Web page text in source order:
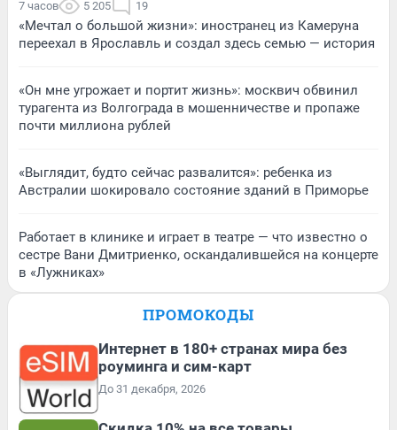
7 часов 5 205 19
«Мечтал о большой жизни»: иностранец из Камеруна
переехал в Ярославль и создал здесь семью — история
«Он мне угрожает и портит жизнь»: москвич обвинил
турагента из Волгограда в мошенничестве и пропаже
почти миллиона рублей
«Выглядит, будто сейчас развалится»: ребенка из
Австралии шокировало состояние зданий в Приморье
Работает в клинике и играет в театре — что известно о
сестре Вани Дмитриенко, оскандалившейся на концерте
в «Лужниках»
ПРОМОКОДЫ
Интернет в 180+ странах мира без
роуминга и сим-карт
До 31 декабря, 2026